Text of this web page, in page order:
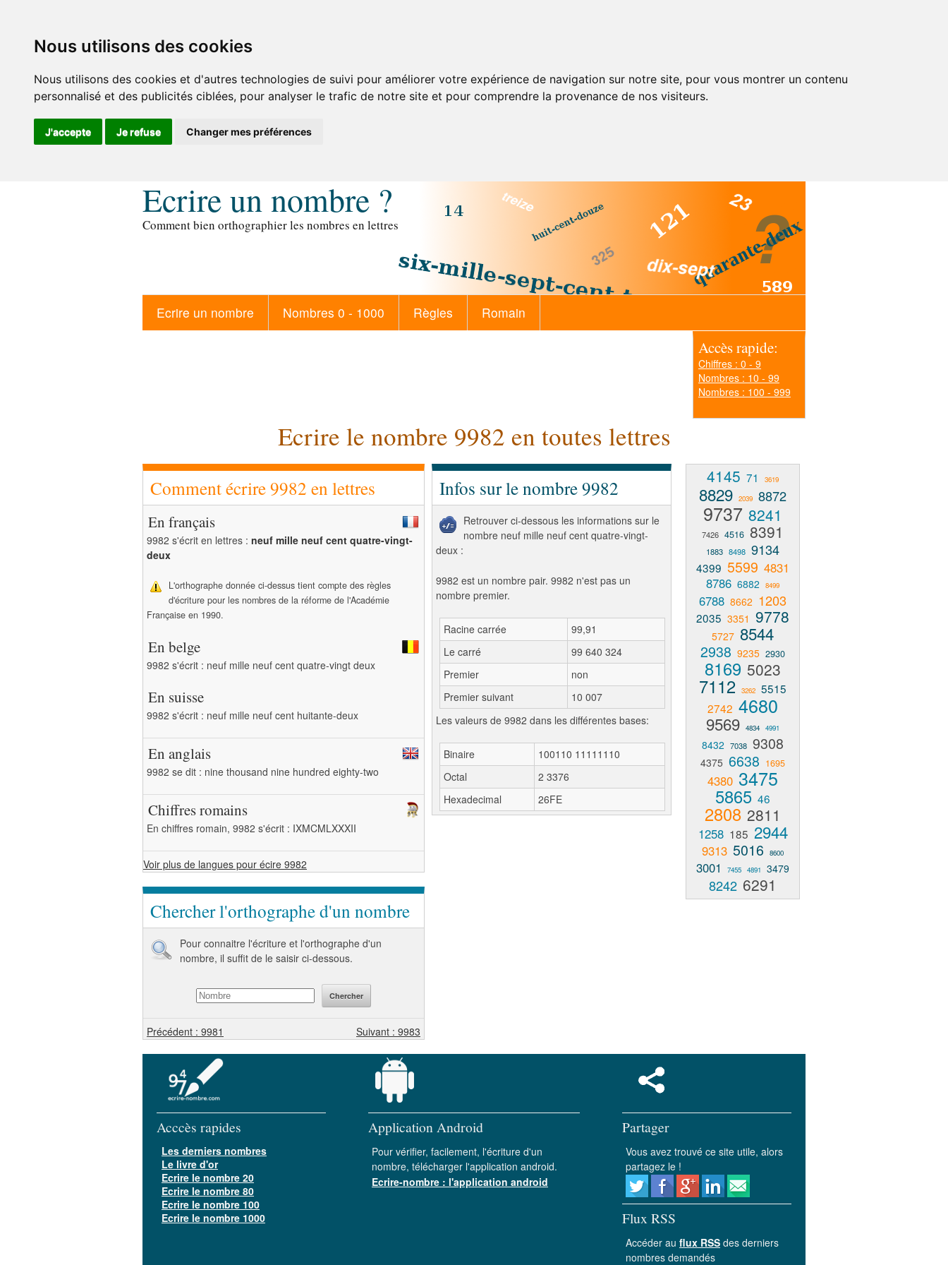
Nous utilisons des cookies
Nous utilisons des cookies et d'autres technologies de suivi pour améliorer votre expérience de navigation sur notre site, pour vous montrer un contenu
personnalisé et des publicités ciblées, pour analyser le trafic de notre site et pour comprendre la provenance de nos visiteurs.
J'accepte Je refuse Changer mes préférences
Ecrire un nombre ?
Comment bien orthographier les nombres en lettres
Ecrire un nombre Nombres 0 - 1000 Règles Romain
Accès rapide:
Chiffres : 0 - 9
Nombres : 10 - 99
Nombres : 100 - 999
Ecrire le nombre 9982 en toutes lettres
Comment écrire 9982 en lettres
En français
9982 s'écrit en lettres : neuf mille neuf cent quatre-vingt-
deux
L'orthographe donnée ci-dessus tient compte des règles
d'écriture pour les nombres de la réforme de l'Académie
Française en 1990.
En belge
9982 s'écrit : neuf mille neuf cent quatre-vingt deux
En suisse
9982 s'écrit : neuf mille neuf cent huitante-deux
En anglais
9982 se dit : nine thousand nine hundred eighty-two
Chiffres romains
En chiffres romain, 9982 s'écrit : IXMCMLXXXII
Voir plus de langues pour écire 9982
Chercher l'orthographe d'un nombre
Pour connaitre l'écriture et l'orthographe d'un
nombre, il suffit de le saisir ci-dessous.
Précédent : 9981 Suivant : 9983
Infos sur le nombre 9982
Retrouver ci-dessous les informations sur le
nombre neuf mille neuf cent quatre-vingt-
deux :
9982 est un nombre pair. 9982 n'est pas un
nombre premier.
Racine carrée
99,91
Le carré
99 640 324
Premier
non
Premier suivant
10 007
Les valeurs de 9982 dans les différentes bases:
Binaire
100110 11111110
Octal
2 3376
Hexadecimal
26FE
4145 71 3619
8829 2039 8872
9737 8241
7426 4516 8391
1883 8498 9134
4399 5599 4831
8786 6882 8499
6788 8662 1203
2035 3351 9778
5727 8544
2938 9235 2930
8169 5023
7112 3262 5515
2742 4680
9569 4834 4991
8432 7038 9308
4375 6638 1695
4380 3475
5865 46
2808 2811
1258 185 2944
9313 5016 8600
3001 7455 4891 3479
8242 6291
Acccès rapides
Les derniers nombres
Le livre d'or
Ecrire le nombre 20
Ecrire le nombre 80
Ecrire le nombre 100
Ecrire le nombre 1000
Application Android
Pour vérifier, facilement, l'écriture d'un
nombre, télécharger l'application android.
Ecrire-nombre : l'application android
Partager
Vous avez trouvé ce site utile, alors
partagez le !
Flux RSS
Accéder au flux RSS des derniers
nombres demandés